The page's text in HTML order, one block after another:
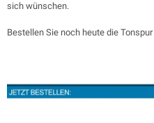
sich wünschen.
Bestellen Sie noch heute die